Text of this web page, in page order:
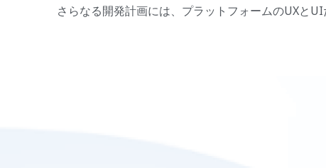
さらなる開発計画には、プラットフォームのUXと